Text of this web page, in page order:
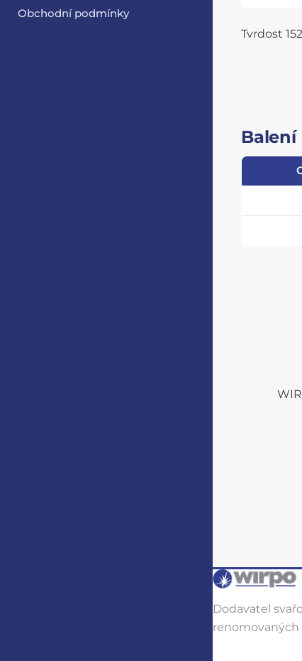
Obchodní podmínky
Tvrdost
Balení
Dodavatel
renomovaných